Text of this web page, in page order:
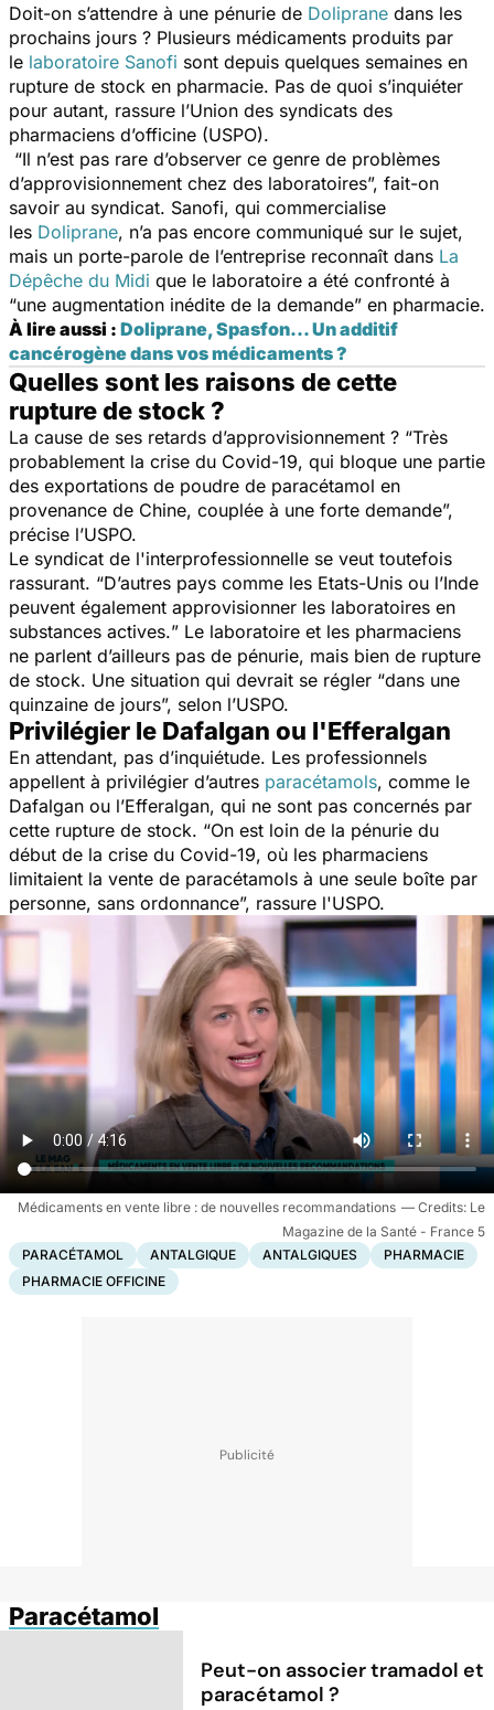
Doit-on s’attendre à une pénurie de Doliprane dans les
prochains jours ? Plusieurs médicaments produits par
le laboratoire Sanofi sont depuis quelques semaines en
rupture de stock en pharmacie. Pas de quoi s’inquiéter
pour autant, rassure l’Union des syndicats des
pharmaciens d’officine (USPO).
“Il n’est pas rare d’observer ce genre de problèmes
d’approvisionnement chez des laboratoires”, fait-on
savoir au syndicat. Sanofi, qui commercialise
les Doliprane, n’a pas encore communiqué sur le sujet,
mais un porte-parole de l’entreprise reconnaît dans La
Dépêche du Midi que le laboratoire a été confronté à
“une augmentation inédite de la demande” en pharmacie.
À lire aussi : Doliprane, Spasfon... Un additif
cancérogène dans vos médicaments ?
Quelles sont les raisons de cette
rupture de stock ?
La cause de ses retards d’approvisionnement ? “Très
probablement la crise du Covid-19, qui bloque une partie
des exportations de poudre de paracétamol en
provenance de Chine, couplée à une forte demande”,
précise l’USPO.
Le syndicat de l'interprofessionnelle se veut toutefois
rassurant. “D’autres pays comme les Etats-Unis ou l’Inde
peuvent également approvisionner les laboratoires en
substances actives.” Le laboratoire et les pharmaciens
ne parlent d’ailleurs pas de pénurie, mais bien de rupture
de stock. Une situation qui devrait se régler “dans une
quinzaine de jours”, selon l’USPO.
Privilégier le Dafalgan ou l'Efferalgan
En attendant, pas d’inquiétude. Les professionnels
appellent à privilégier d’autres paracétamols, comme le
Dafalgan ou l’Efferalgan, qui ne sont pas concernés par
cette rupture de stock. “On est loin de la pénurie du
début de la crise du Covid-19, où les pharmaciens
limitaient la vente de paracétamols à une seule boîte par
personne, sans ordonnance”, rassure l'USPO.
Médicaments en vente libre : de nouvelles recommandations
Le
Magazine de la Santé - France 5
PARACÉTAMOL
ANTALGIQUE ANTALGIQUES
PHARMACIE
PHARMACIE OFFICINE
Paracétamol
Peut-on associer tramadol et
paracétamol ?